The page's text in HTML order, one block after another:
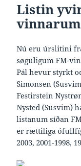
Listin
Nú eru úrslitini
søguligum FM-
Pál hevur styrkt
Simonsen
Festirstein
Nysted (Susvim)
listanum síðan
er rættiliga
2003, 2001-1998,